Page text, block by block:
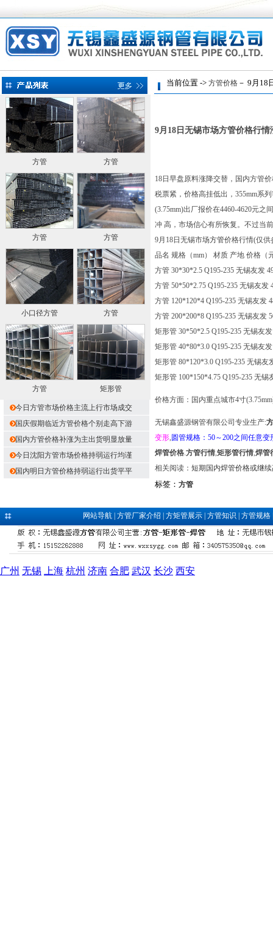
方管 方管
方管 方管
小口径方管 方管
方管 矩形管
今日方管市场价格主流上行市场成交
国庆假期临近方管价格个别走高下游
国内方管价格补涨为主出货明显放量
今日沈阳方管市场价格持弱运行均谨
国内明日方管价格持弱运行出货平平
当前位置 -> 方管价格 － 9月18
9月18日无锡市场方管价格行情
18日早盘原料涨降交替，国内方管
税票紧，价格高挂低出，355mm系
(3.75mm)出厂报价在4460-4620元
冲 高，市场信心有所恢复。不过当
9月18日无锡市场方管价格行情(仅供
品名 规格（mm） 材质 产地 价格（
方管 30*30*2.5 Q195-235 无锡友发
方管 50*50*2.75 Q195-235 无锡友发
方管 120*120*4 Q195-235 无锡友发
方管 200*200*8 Q195-235 无锡友发
矩形管 30*50*2.5 Q195-235 无锡友
矩形管 40*80*3.0 Q195-235 无锡友
矩形管 80*120*3.0 Q195-235 无锡友
矩形管 100*150*4.75 Q195-235 无
价格方面：国内重点城市4寸
无锡鑫盛源钢管有限公司专业生产:
变形, 圆管规格：50～200之间任意变
焊管价格.方管行情,矩形管行情,焊管
相关阅读： 短期国内焊管价格或继
标签： 方管
网站导航| 方管厂家介绍 方矩管展示| 方管知识 方管规格
广州 无锡 上海 杭州 济南 合肥 武汉 长沙 西安